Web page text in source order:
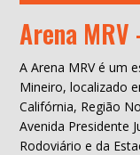
Arena
A Arena MRV é um
Mineiro, localizado
Califórnia, Região
Avenida Presidente
Rodoviário e da